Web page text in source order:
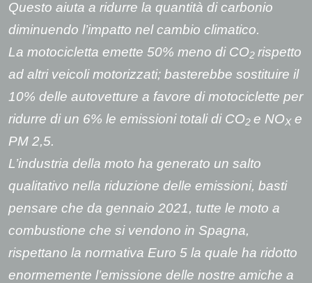
Questo aiuta a ridurre la quantità di carbonio
diminuendo l’impatto nel cambio climatico.
La motocicletta emette 50% meno di CO2 rispetto
ad altri veicoli motorizzati; basterebbe sostituire il
10% delle autovetture a favore di motociclette per
ridurre di un 6% le emissioni totali di CO2 e NOXe
PM 2,5.
L’industria della moto ha generato un salto
qualitativo nella riduzione delle emissioni, basti
pensare che da gennaio 2021, tutte le moto a
combustione che si vendono in Spagna,
rispettano la normativa Euro 5 la quale ha ridotto
enormemente l’emissione delle nostre amiche a